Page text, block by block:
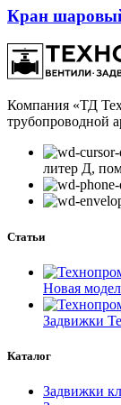
Кран
Компания «ТД
трубопроводной
литер Д,
Статьи
Новая
Задвижки
Каталог
Задвижки